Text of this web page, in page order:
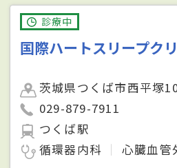
診療中
国際ハートスリープク
茨城県つくば市西平塚
029-879-7911
つくば駅
循環器内科
心臓血管